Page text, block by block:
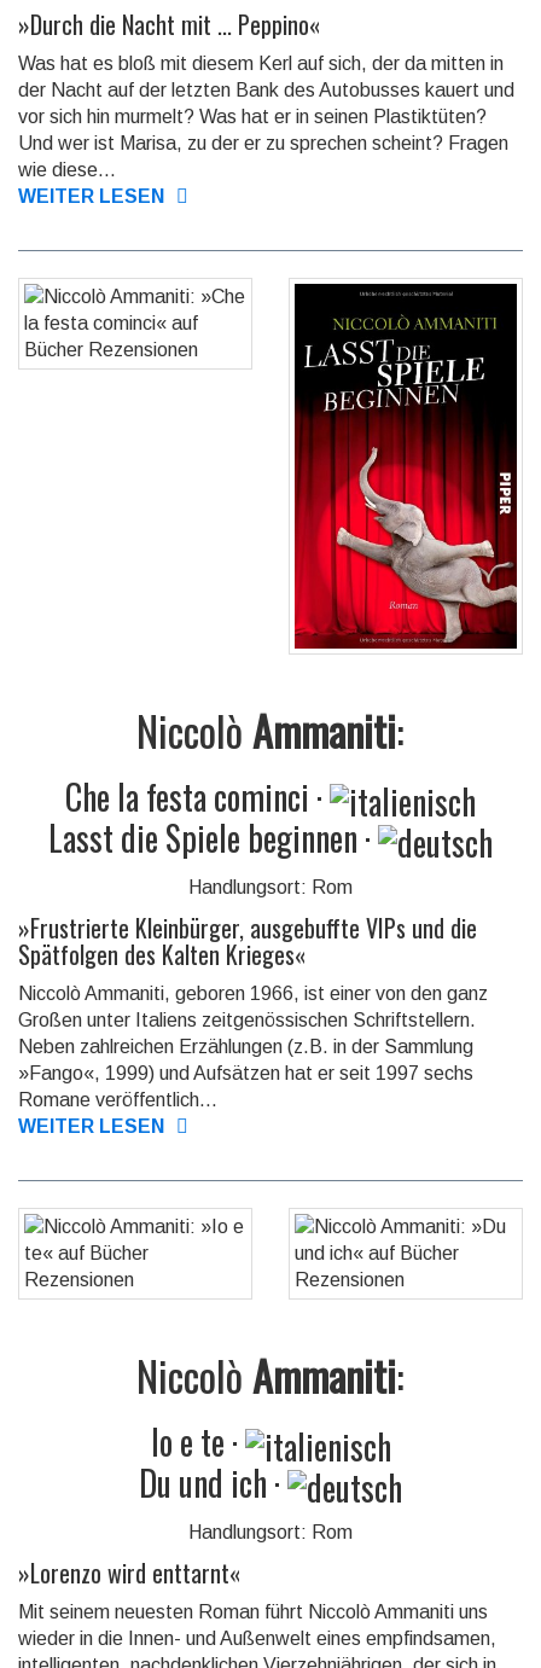
»Durch die Nacht mit ... Peppino«
Was hat es bloß mit diesem Kerl auf sich, der da mitten in
der Nacht auf der letzten Bank des Autobusses kauert und
vor sich hin murmelt? Was hat er in seinen Plastiktüten?
Und wer ist Marisa, zu der er zu sprechen scheint? Fragen
wie diese...
WEITER LESEN
NiccolòAmmaniti:
Che la festa cominci ·
Lasst die Spiele beginnen·
Handlungsort: Rom
»Frustrierte Kleinbürger, ausgebuffte VIPs und die
Spätfolgen des Kalten Krieges«
Niccolò Ammaniti, geboren 1966, ist einer von den ganz
Großen unter Italiens zeit­ge­nös­si­schen Schrift­stellern.
Neben zahlreichen Erzählungen (z.B. in der Sammlung
»Fango«, 1999) und Auf­sät­zen hat er seit 1997 sechs
Romane ver­öf­fent­lich...
WEITER LESEN
NiccolòAmmaniti:
Io e te·
Du und ich·
Handlungsort: Rom
»Lorenzo wird enttarnt«
Mit seinem neuesten Roman führt Niccolò Ammaniti uns
wieder in die Innen- und Außenwelt eines empfindsamen,